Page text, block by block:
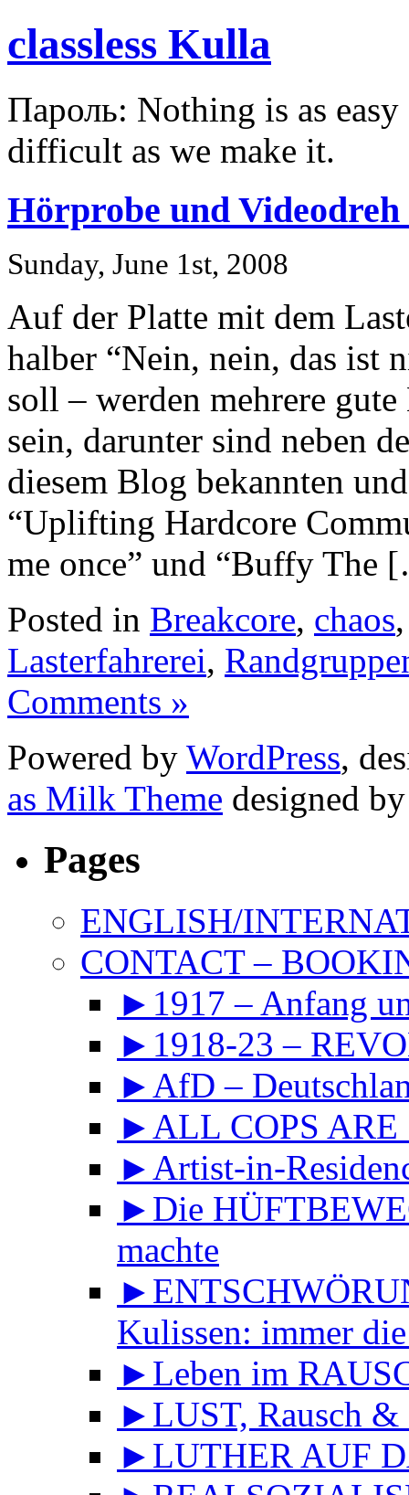
classless Kulla
Пароль: Nothing is as
difficult as we make it.
Hörprobe und Videodreh
Sunday, June 1st, 2008
Auf der Platte mit dem
halber “Nein, nein, das ist
soll – werden mehrere
sein, darunter sind neben
diesem Blog bekannten
“Uplifting Hardcore
me once” und “Buffy The
Posted in Breakcore, chaos
Lasterfahrerei,
Comments »
Powered by WordPress,
as Milk Theme designed
Pages
ENGLISH/
CONTACT –
►1917 – Anfang
►1918-23 –
►AfD –
►ALL COPS ARE
►Artist-in-
►Die
machte
Kulissen: immer
►Leben im
►LUST, Rausch
►LUTHER AUF